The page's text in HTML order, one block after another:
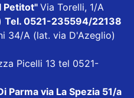
Petitot" Via Torelli, 1/A
Tel. 0521-235594/22138
34/A (lat. via D'Azeglio)
Picelli 13 tel 0521-
Parma via La Spezia 51/a